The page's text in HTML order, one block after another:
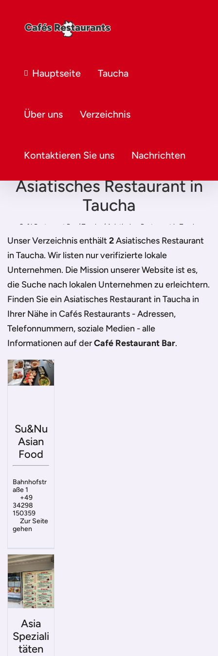
Hauptseite Taucha
Über uns Verzeichnis
Kontaktieren Sie uns Nachrichten
Asiatisches Restaurant in
Taucha
Café Restaurant Bar / Taucha / Asiatisches Restaurant in Taucha
Unser Verzeichnis enthält2Asiatisches Restaurant
in Taucha. Wir listen nur verifizierte lokale
Unternehmen. Die Mission unserer Website ist es,
die Suche nach lokalen Unternehmen zu erleichtern.
Finden Sie einAsiatisches Restaurant in Taucha in
Ihrer Nähe in Cafés Restaurants - Adressen,
Telefonnummern, soziale Medien - alle
Informationen auf derCafé Restaurant Bar.
Su&Nu
Asian
Food
Bahnhofstr
aße 1
+49
34298
150359
Zur Seite
gehen
Asia
Speziali
täten